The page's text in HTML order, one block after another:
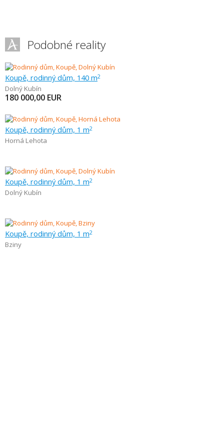
Podobné reality
Koupě, rodinný dům, 140 m2
Dolný Kubín
180 000,00 EUR
Koupě, rodinný dům, 1 m2
Horná Lehota
Koupě, rodinný dům, 1 m2
Dolný Kubín
Koupě, rodinný dům, 1 m2
Bziny